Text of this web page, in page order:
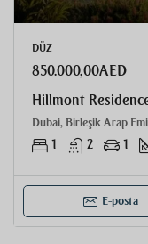
DÜZ
850.000,00AED
Hillmont
Dubai, Birleşik Arap
1 2 1
E-posta